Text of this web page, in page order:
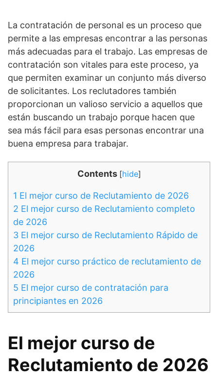
La contratación de personal es un proceso que
permite a las empresas encontrar a las personas
más adecuadas para el trabajo. Las empresas de
contratación son vitales para este proceso, ya
que permiten examinar un conjunto más diverso
de solicitantes. Los reclutadores también
proporcionan un valioso servicio a aquellos que
están buscando un trabajo porque hacen que
sea más fácil para esas personas encontrar una
buena empresa para trabajar.
Contents [hide]
1 El mejor curso de Reclutamiento de 2026
2 El mejor curso de Reclutamiento completo
de 2026
3 El mejor curso de Reclutamiento Rápido de
2026
4 El mejor curso práctico de reclutamiento de
2026
5 El mejor curso de contratación para
principiantes en 2026
El mejor curso de
Reclutamiento de 2026